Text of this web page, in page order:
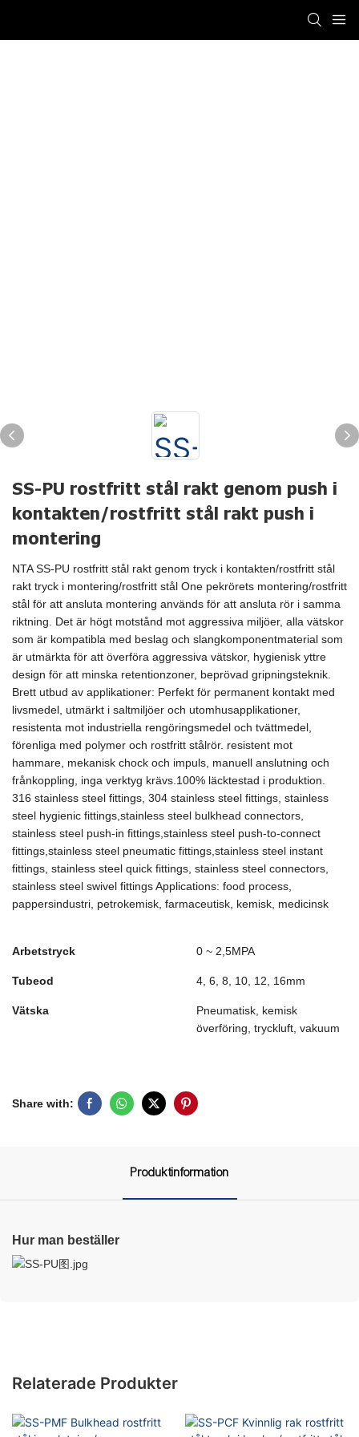
SS-PU rostfritt stål rakt genom push i
kontakten/rostfritt stål rakt push i
montering
NTA SS-PU rostfritt stål rakt genom tryck i kontakten/rostfritt stål
rakt tryck i montering/rostfritt stål One pekrörets montering/rostfritt
stål för att ansluta montering används för att ansluta rör i samma
riktning. Det är högt motstånd mot aggressiva miljöer, alla vätskor
som är kompatibla med beslag och slangkomponentmaterial som
är utmärkta för att överföra aggressiva vätskor, hygienisk yttre
design för att minska retentionzoner, beprövad gripningsteknik.
Brett utbud av applikationer: Perfekt för permanent kontakt med
livsmedel, utmärkt i saltmiljöer och utomhusapplikationer,
resistenta mot industriella rengöringsmedel och tvättmedel,
förenliga med polymer och rostfritt stålrör. resistent mot
hammare, mekanisk chock och impuls, manuell anslutning och
frånkoppling, inga verktyg krävs.100% läcktestad i produktion.
316 stainless steel fittings, 304 stainless steel fittings, stainless
steel hygienic fittings,stainless steel bulkhead connectors,
stainless steel push-in fittings,stainless steel push-to-connect
fittings,stainless steel pneumatic fittings,stainless steel instant
fittings, stainless steel quick fittings, stainless steel connectors,
stainless steel swivel fittings Applications: food process,
pappersindustri, petrokemisk, farmaceutisk, kemisk, medicinsk
Arbetstryck 0 ~ 2,5MPA
Tubeod 4, 6, 8, 10, 12, 16mm
Vätska
Pneumatisk, kemisk
överföring, tryckluft, vakuum
Share with:
Produktinformation
Hur man beställer
Relaterade Produkter